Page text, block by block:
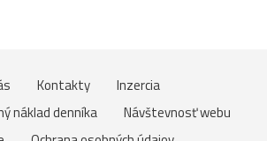
Kontakty
Inzercia
náklad denníka
Návštevnosť webu